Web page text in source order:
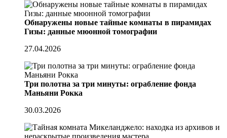
Обнаружены новые тайные комнаты в пирамидах
Гизы: данные мюонной томографии
27.04.2026
Три полотна за три минуты: ограбление фонда
Маньяни Рокка
30.03.2026